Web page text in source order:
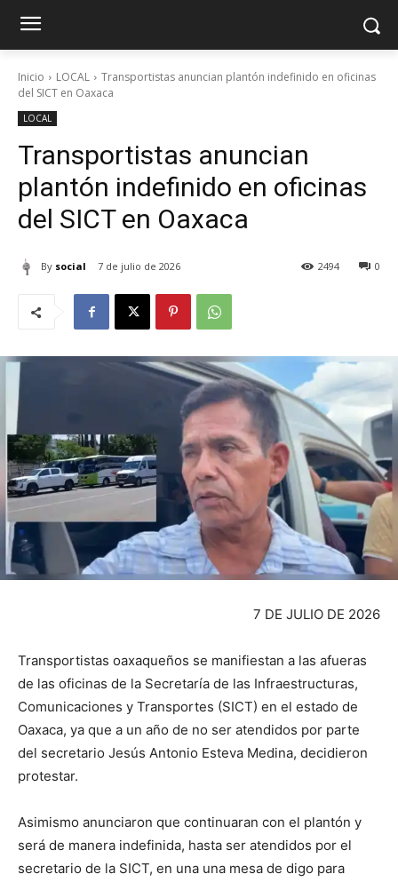
Inicio LOCAL
Transportistas anuncian plantón indefinido en oficinas
del SICT en Oaxaca
LOCAL
Transportistas anuncian
plantón indefinido en oficinas
del SICT en Oaxaca
By social 7 de julio de 2026 0
2494
7 DE JULIO DE 2026
Transportistas oaxaqueños se manifiestan a las afueras
de las oficinas de la Secretaría de las Infraestructuras,
Comunicaciones y Transportes (SICT) en el estado de
Oaxaca, ya que a un año de no ser atendidos por parte
del secretario Jesús Antonio Esteva Medina, decidieron
protestar.
Asimismo anunciaron que continuaran con el plantón y
será de manera indefinida, hasta ser atendidos por el
secretario de la SICT, en una una mesa de digo para